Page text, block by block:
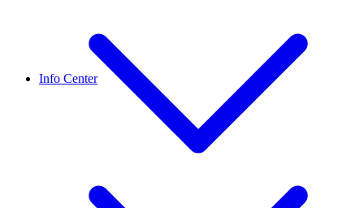
Info Center